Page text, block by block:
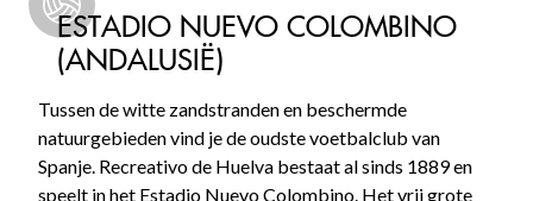
ESTADIO NUEVO COLOMBINO
(ANDALUSIË)
Tussen de witte zandstranden en beschermde
natuurgebieden vind je de oudste voetbalclub van
Spanje. Recreativo de Huelva bestaat al sinds 1889 en
speelt in het Estadio Nuevo Colombino. Het vrij grote